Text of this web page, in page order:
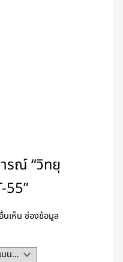
รณ์ “วิทยุ
55”
นเห็น ช่องข้อมูล